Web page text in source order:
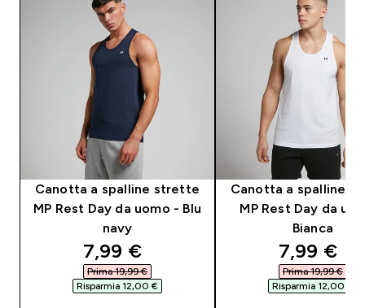
Canotta a spalline strette
MP Rest Day da uomo - Blu
navy
discounted price
7,99 €‎
Prima 19,99 €‎
Risparmia 12,00 €‎
Canotta a spalline
MP Rest Day da
Bianca
7,99 €‎
Prima 19,99 €‎
Risparmia 12,00 €‎